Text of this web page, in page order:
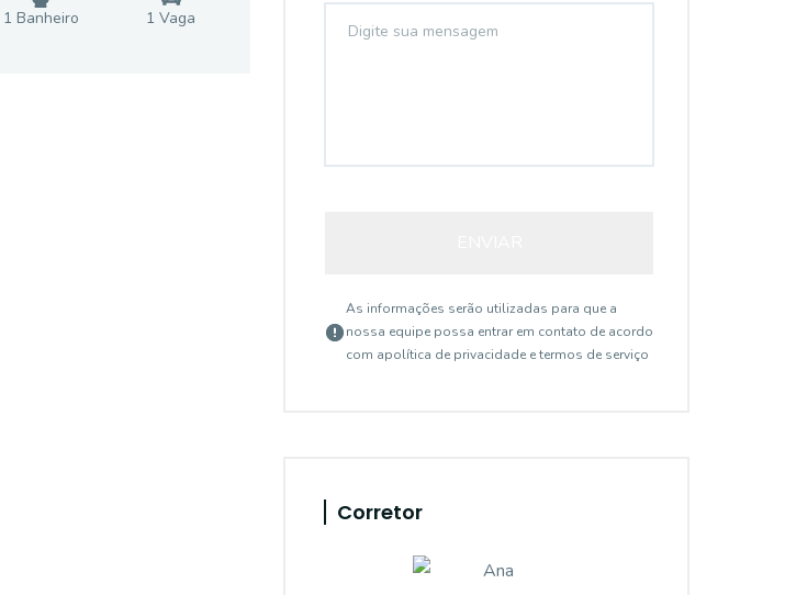
1 Banheiro 1 Vaga
As informações serão utilizadas para que a
nossa equipe possa entrar em contato de acordo
com apolítica de privacidade e termos de serviço
Corretor